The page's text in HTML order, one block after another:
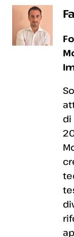
di